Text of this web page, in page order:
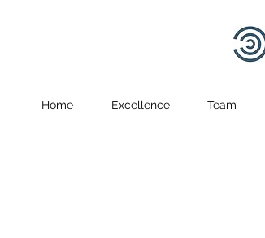
Home Excellence Team